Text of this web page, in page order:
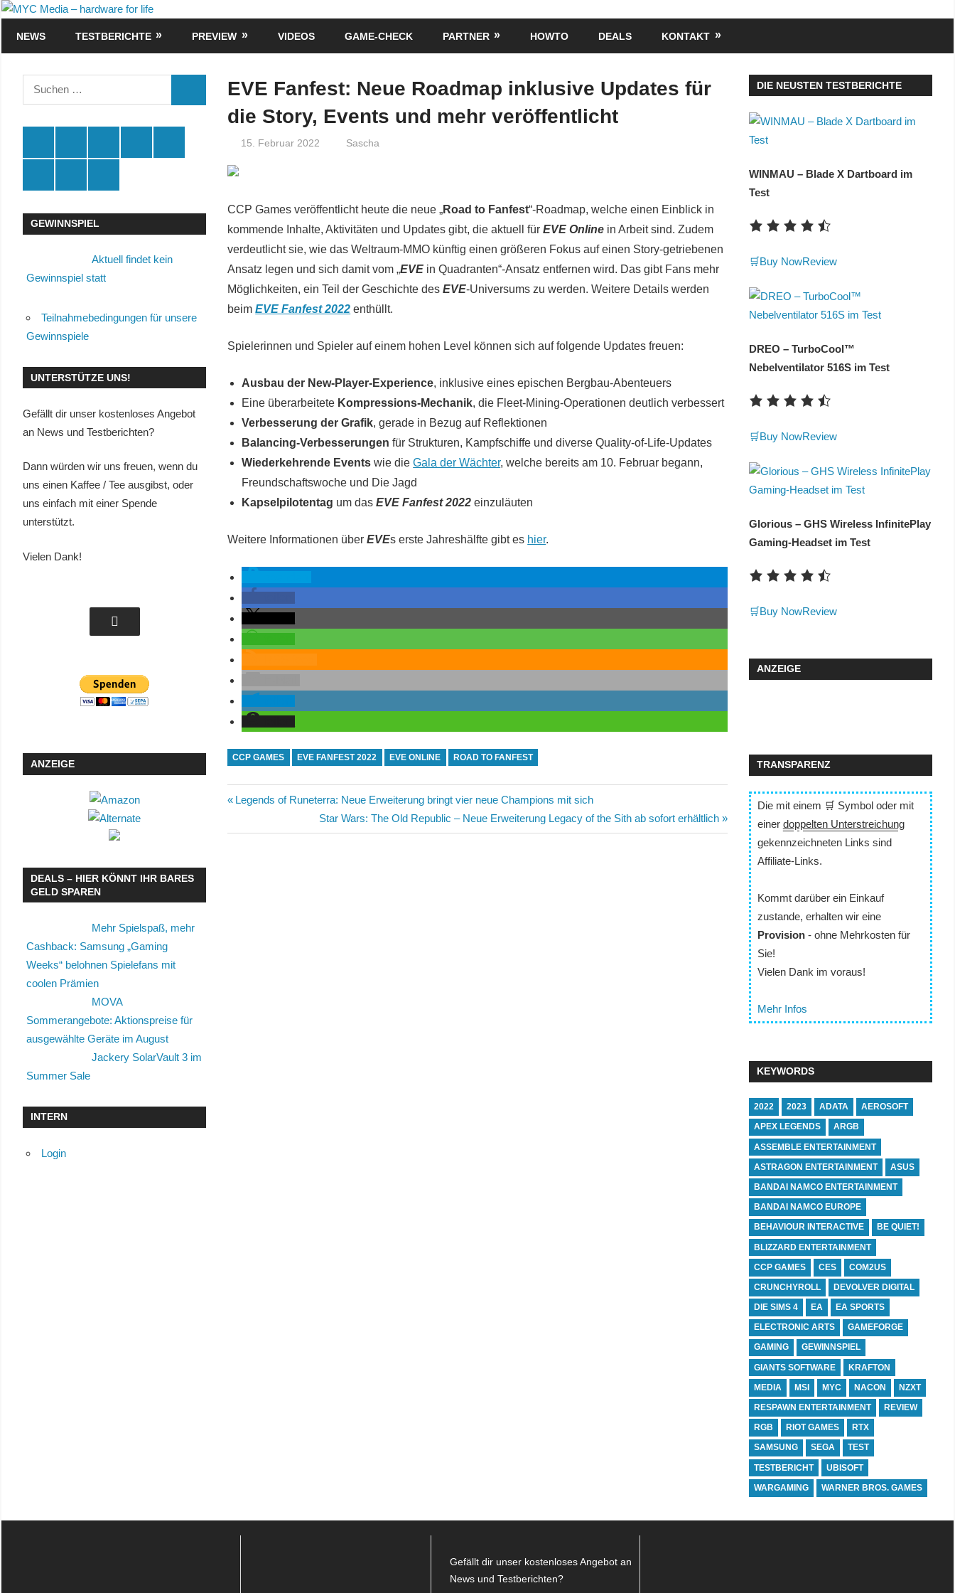
Zum
MYC
Media
–
hardware
NEWS TESTBERICHTE PREVIEW VIDEOS GAME-CHECK PARTNER HOWTO DEALS KONTAKT
EVE Fanfest: Neue Roadmap inklusive Updates für
die Story, Events und mehr veröffentlicht
15. Februar 2022 Sascha
CCP Games veröffentlicht heute die neue „Road to Fanfest“-Roadmap, welche einen Einblick in
kommende Inhalte, Aktivitäten und Updates gibt, die aktuell fürEVE Online in Arbeit sind. Zudem
verdeutlicht sie, wie das Weltraum-MMO künftig einen größeren Fokus auf einen Story-getriebenen
Ansatz legen und sich damit vom „EVE in Quadranten“-Ansatz entfernen wird. Das gibt Fans mehr
Möglichkeiten, ein Teil der Geschichte desEVE-Universums zu werden. Weitere Details werden
beimEVE Fanfest 2022 enthüllt.
Spielerinnen und Spieler auf einem hohen Level können sich auf folgende Updates freuen:
Ausbau der New-Player-Experience, inklusive eines epischen Bergbau-Abenteuers
Eine überarbeitete Kompressions-Mechanik, die Fleet-Mining-Operationen deutlich verbessert
Verbesserung der Grafik, gerade in Bezug auf Reflektionen
Balancing-Verbesserungen für Strukturen, Kampfschiffe und diverse Quality-of-Life-Updates
Wiederkehrende Events wie dieGala der Wächter, welche bereits am 10. Februar begann,
Freundschaftswoche und Die Jagd
Kapselpilotentag um dasEVE Fanfest 2022 einzuläuten
Weitere Informationen überEVEs erste Jahreshälfte gibt es hier.
CCP GAMES EVE FANFEST 2022 EVE ONLINE ROAD TO FANFEST
Beitragsnavigation
Vorheriger
Legends of Runeterra: Neue Erweiterung bringt vier neue Champions mit sich
Nächster
Beitrag:
Star Wars: The Old Republic – Neue Erweiterung Legacy of the Sith ab sofort erhältlich
Suchen
nach:
GEWINNSPIEL
Aktuell findet kein
Gewinnspiel statt
Teilnahmebedingungen für unsere
Gewinnspiele
UNTERSTÜTZE UNS!
Gefällt dir unser kostenloses Angebot
an News und Testberichten?
Dann würden wir uns freuen, wenn du
uns einen Kaffee / Tee ausgibst, oder
uns einfach mit einer Spende
unterstützt.
Vielen Dank!
ANZEIGE
DEALS – HIER KÖNNT IHR BARES
GELD SPAREN
Mehr Spielspaß, mehr
Cashback: Samsung „Gaming
Weeks“ belohnen Spielefans mit
coolen Prämien
MOVA
Sommerangebote: Aktionspreise für
ausgewählte Geräte im August
Jackery SolarVault 3 im
Summer Sale
INTERN
Login
DIE NEUSTEN TESTBERICHTE
WINMAU – Blade X Dartboard im
Test
🛒Buy NowReview
DREO – TurboCool™
Nebelventilator 516S im Test
🛒Buy NowReview
Glorious – GHS Wireless InfinitePlay
Gaming-Headset im Test
🛒Buy NowReview
ANZEIGE
TRANSPARENZ
Die mit einem 🛒 Symbol oder mit
einer doppelten Unterstreichung
gekennzeichneten Links sind
Affiliate-Links.
Kommt darüber ein Einkauf
zustande, erhalten wir eine
Provision- ohne Mehrkosten für
Sie!
Vielen Dank im voraus!
Mehr Infos
KEYWORDS
2022 2023 ADATA AEROSOFT
APEX LEGENDS ARGB
ASSEMBLE ENTERTAINMENT
ASTRAGON ENTERTAINMENT ASUS
BANDAI NAMCO ENTERTAINMENT
BANDAI NAMCO EUROPE
BEHAVIOUR INTERACTIVE BE QUIET!
BLIZZARD ENTERTAINMENT
CCP GAMES CES COM2US
CRUNCHYROLL DEVOLVER DIGITAL
DIE SIMS 4 EA EA SPORTS
ELECTRONIC ARTS GAMEFORGE
GAMING GEWINNSPIEL
GIANTS SOFTWARE KRAFTON
MEDIA MSI MYC NACON NZXT
RESPAWN ENTERTAINMENT REVIEW
RGB RIOT GAMES RTX
SAMSUNG SEGA TEST
TESTBERICHT UBISOFT
WARGAMING WARNER BROS. GAMES
Gefällt dir unser kostenloses Angebot an
News und Testberichten?